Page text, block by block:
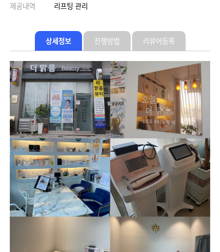
제공내역 리프팅 관리
상세정보 진행방법 리뷰어등록